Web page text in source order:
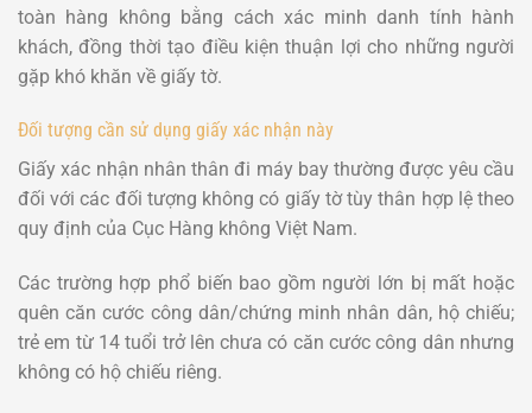
toàn hàng không bằng cách xác minh danh tính hành
khách, đồng thời tạo điều kiện thuận lợi cho những người
gặp khó khăn về giấy tờ.
Đối tượng cần sử dụng giấy xác nhận này
Giấy xác nhận nhân thân đi máy bay thường được yêu cầu
đối với các đối tượng không có giấy tờ tùy thân hợp lệ theo
quy định của Cục Hàng không Việt Nam.
Các trường hợp phổ biến bao gồm người lớn bị mất hoặc
quên căn cước công dân/chứng minh nhân dân, hộ chiếu;
trẻ em từ 14 tuổi trở lên chưa có căn cước công dân nhưng
không có hộ chiếu riêng.